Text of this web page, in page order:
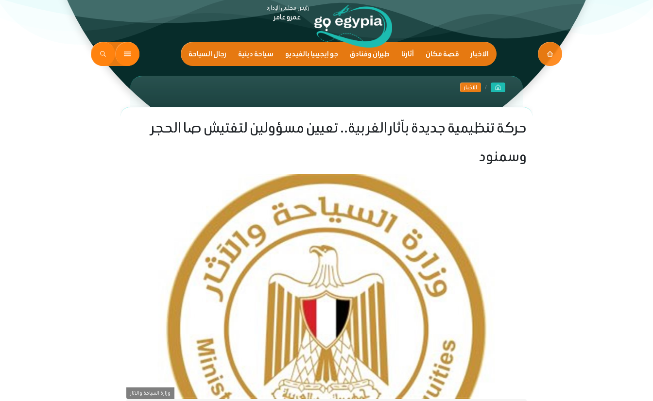
رئيس مجلس الإدارة
عمرو عامر
الاخبار قصة مكان آثارنا طيران وفنادق جو إيجيبيا بالفيديو سياحة دينية رجال السياحة
الاخبار
حركة تنظيمية جديدة بآثار الغربية.. تعيين مسؤولين لتفتيش صا الحجر
وسمنود
وزارة السياحة والآثار